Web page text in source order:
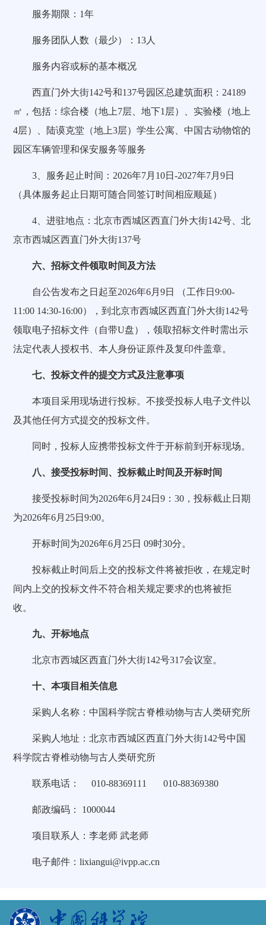
服务期限：1年
服务团队人数（最少）：13人
服务内容或标的基本概况
西直门外大街142号和137号园区总建筑面积：24189
㎡，包括：综合楼（地上7层、地下1层）、实验楼（地上
4层）、陆谟克堂（地上3层）学生公寓、中国古动物馆的
园区车辆管理和保安服务等服务
3、服务起止时间：2026年7月10日-2027年7月9日
（具体服务起止日期可随合同签订时间相应顺延）
4、进驻地点：北京市西城区西直门外大街142号、北
京市西城区西直门外大街137号
六、招标文件领取时间及方法
自公告发布之日起至2026年6月9日 （工作日9:00-
11:00 14:30-16:00），到北京市西城区西直门外大街142号
领取电子招标文件（自带U盘），领取招标文件时需出示
法定代表人授权书、本人身份证原件及复印件盖章。
七、投标文件的提交方式及注意事项
本项目采用现场进行投标。不接受投标人电子文件以
及其他任何方式提交的投标文件。
同时，投标人应携带投标文件于开标前到开标现场。
八、接受投标时间、投标截止时间及开标时间
接受投标时间为2026年6月24日9：30，投标截止日期
为2026年6月25日9:00。
开标时间为2026年6月25日 09时30分。
投标截止时间后上交的投标文件将被拒收，在规定时
间内上交的投标文件不符合相关规定要求的也将被拒
收。
九、开标地点
北京市西城区西直门外大街142号317会议室。
十、本项目相关信息
采购人名称：中国科学院古脊椎动物与古人类研究所
采购人地址：北京市西城区西直门外大街142号中国
科学院古脊椎动物与古人类研究所
联系电话： 010-88369111 010-88369380
邮政编码： 1000044
项目联系人：李老师 武老师
电子邮件：lixiangui@ivpp.ac.cn